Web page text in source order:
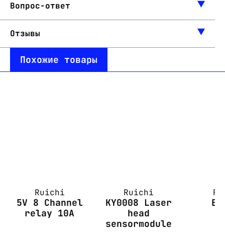
Вопрос-ответ
Отзывы
Похожие товары
Ruichi
5V 8 Channel
relay 10A
Ruichi
KY0008 Laser
head
sensormodule